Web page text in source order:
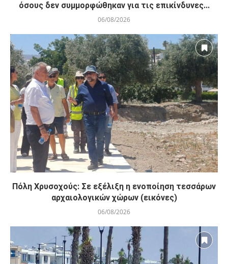
όσους δεν συμμορφώθηκαν για τις επικίνδυνες...
06/08/2026
Πόλη Χρυσοχούς: Σε εξέλιξη η ενοποίηση τεσσάρων
αρχαιολογικών χώρων (εικόνες)
06/08/2026